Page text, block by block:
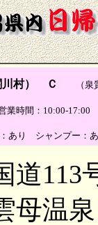
川村） Ｃ （泉質
業時間：10:00-17:00
あり シャンプー：
道113
母温